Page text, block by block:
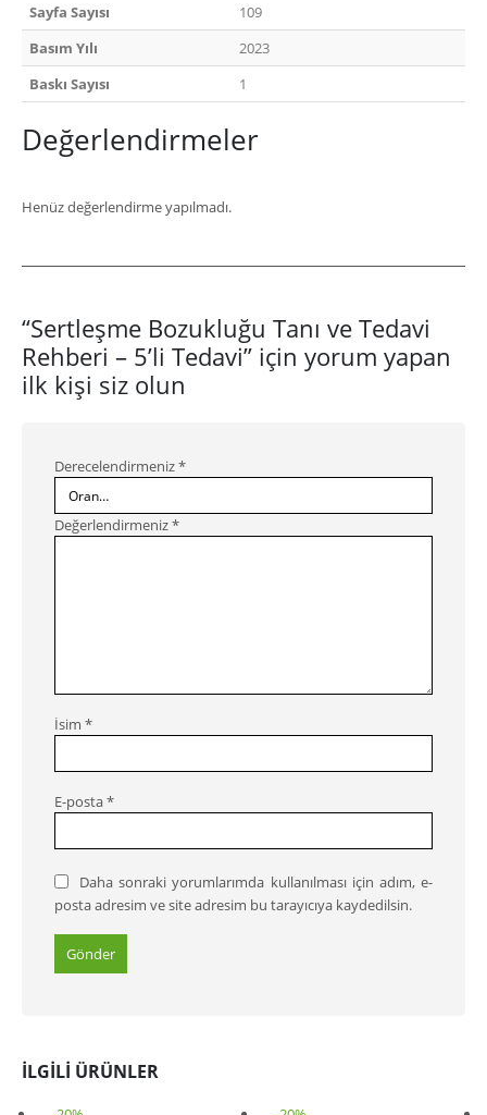
Sayfa Sayısı
109
Basım Yılı
2023
Baskı Sayısı
1
Değerlendirmeler
Henüz değerlendirme yapılmadı.
“Sertleşme Bozukluğu Tanı ve Tedavi
Rehberi – 5’li Tedavi” için yorum yapan
ilk kişi siz olun
Derecelendirmeniz*
Değerlendirmeniz*
İsim *
E-posta*
Daha sonraki yorumlarımda kullanılması için adım, e-
posta adresim ve site adresim bu tarayıcıya kaydedilsin.
İLGILI ÜRÜNLER